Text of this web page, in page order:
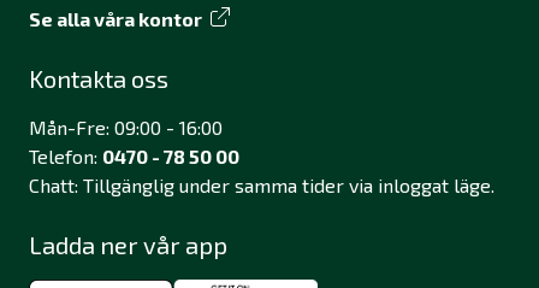
Se alla våra kontor
Kontakta oss
Mån-Fre: 09:00 - 16:00
Telefon: 0470 - 78 50 00
Chatt: Tillgänglig under samma tider via inloggat läge.
Ladda ner vår app